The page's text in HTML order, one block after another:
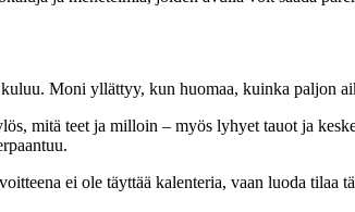
Moni yllättyy, kun huomaa, kuinka paljon
mitä teet ja milloin – myös lyhyet tauot ja
ei ole täyttää kalenteria, vaan luoda tilaa